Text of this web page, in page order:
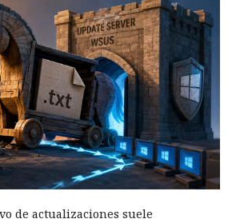
acceder a chats
de Signal, pero un
rápidamente
petición
las autoridades, más se agudizaba
en Internet.
de actualizaciones suele